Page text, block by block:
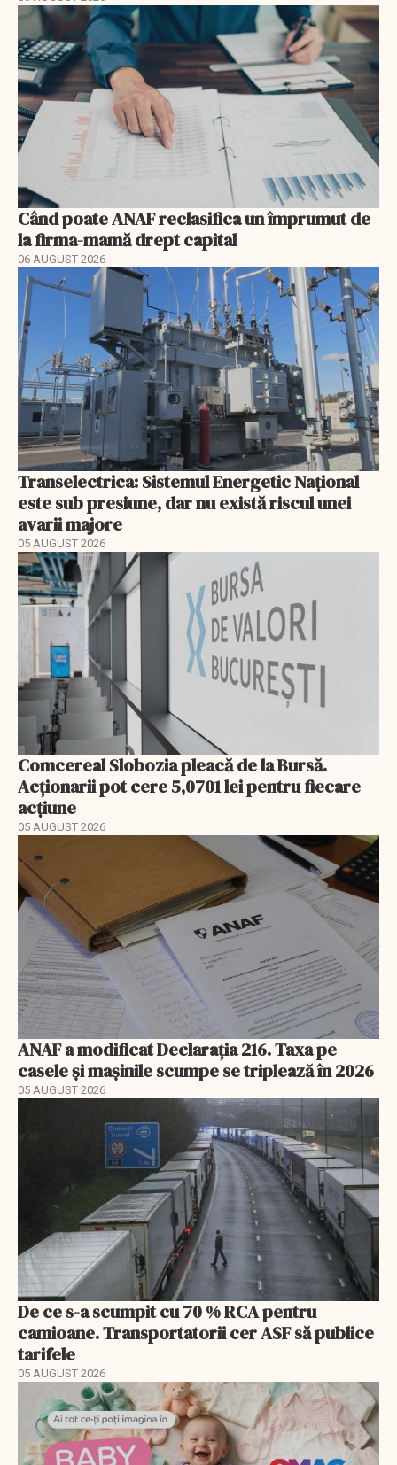
Când poate ANAF reclasifica un împrumut de
la firma-mamă drept capital
06 AUGUST 2026
Transelectrica: Sistemul Energetic Național
este sub presiune, dar nu există riscul unei
avarii majore
05 AUGUST 2026
Comcereal Slobozia pleacă de la Bursă.
Acționarii pot cere 5,0701 lei pentru fiecare
acțiune
05 AUGUST 2026
ANAF a modificat Declarația 216. Taxa pe
casele și mașinile scumpe se triplează în 2026
05 AUGUST 2026
De ce s-a scumpit cu 70 % RCA pentru
camioane. Transportatorii cer ASF să publice
tarifele
05 AUGUST 2026